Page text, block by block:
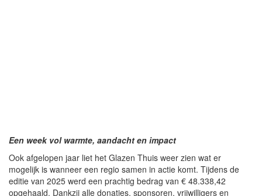
Een week vol warmte, aandacht en impact
Ook afgelopen jaar liet het Glazen Thuis weer zien wat er
mogelijk is wanneer een regio samen in actie komt. Tijdens de
editie van 2025 werd een prachtig bedrag van € 48.338,42
opgehaald. Dankzij alle donaties, sponsoren, vrijwilligers en